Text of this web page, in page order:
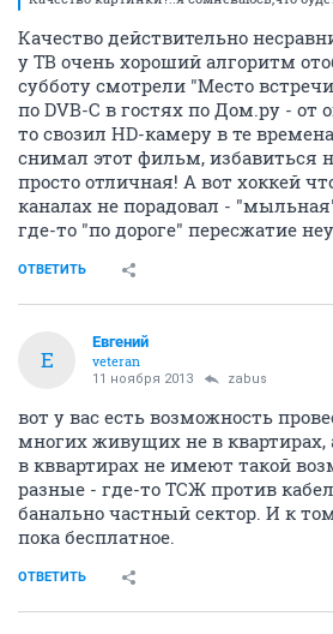
Качество действительно
у ТВ очень хороший алгоритм
субботу смотрели "Место
по DVB-C в гостях по Дом.ру - от
то свозил HD-камеру в те
снимал этот фильм, избавиться
просто отличная! А вот хоккей
каналах не порадовал -
где-то "по дороге" пересжатие
ОТВЕТИТЬ
E
Eвгений
veteran
11 ноября 2013 zabus
вот у вас есть возможность
многих живущих не в квартирах,
в кввартирах не имеют такой
разные - где-то ТСЖ против
банально частный сектор. И к
пока бесплатное.
ОТВЕТИТЬ